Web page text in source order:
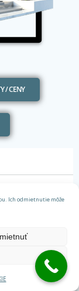
Ich odmietnutie môže
/ CENY